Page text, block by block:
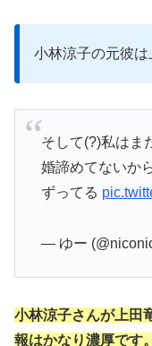
小林涼子の元彼は
そして(?)私はま
婚諦めてないか
ずってる
— ゆー
小林涼子さんが上田
報はかなり濃厚です。